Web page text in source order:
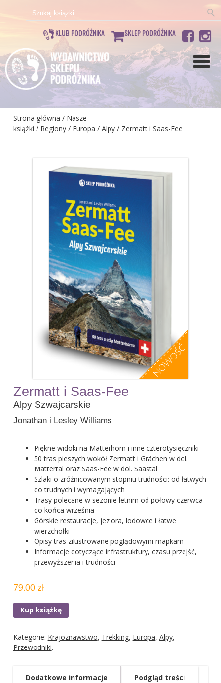
Szukaj:
KLUB PODRÓŻNIKA SKLEP PODRÓŻNIKA
Strona główna / Nasze
książki / Regiony/ Europa / Alpy/ Zermatt i Saas-Fee
Zermatt i Saas-Fee
Alpy Szwajcarskie
Jonathan i Lesley Williams
Piękne widoki na Matterhorn i inne czterotysięczniki
50 tras pieszych wokół Zermatt i Grächen w dol.
Mattertal oraz Saas-Fee w dol. Saastal
Szlaki o zróżnicowanym stopniu trudności: od łatwych
do trudnych i wymagających
Trasy polecane w sezonie letnim od połowy czerwca
do końca września
Górskie restauracje, jeziora, lodowce i łatwe
wierzchołki
Opisy tras zilustrowane poglądowymi mapkami
Informacje dotyczące infrastruktury, czasu przejść,
przewyższenia i trudności
79.00 zł
Kup książkę
Kategorie: Krajoznawstwo, Trekking, Europa, Alpy,
Przewodniki.
Dodatkowe informacje Podgląd treści